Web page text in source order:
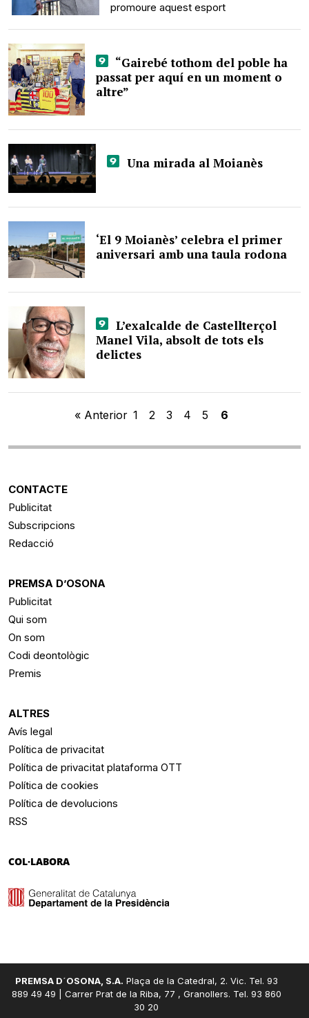
promoure aquest esport
“Gairebé tothom del poble ha
passat per aquí en un moment o
altre”
Una mirada al Moianès
‘El 9 Moianès’ celebra el primer
aniversari amb una taula rodona
L’exalcalde de Castellterçol
Manel Vila, absolt de tots els
delictes
« Anterior 1 2 3 4 5 6
CONTACTE
Publicitat
Subscripcions
Redacció
PREMSA D’OSONA
Publicitat
Qui som
On som
Codi deontològic
Premis
ALTRES
Avís legal
Política de privacitat
Política de privacitat plataforma OTT
Política de cookies
Política de devolucions
RSS
COL·LABORA
PREMSA D´OSONA, S.A. Plaça de la Catedral, 2. Vic. Tel. 93
889 49 49 | Carrer Prat de la Riba, 77 , Granollers. Tel. 93 860
30 20